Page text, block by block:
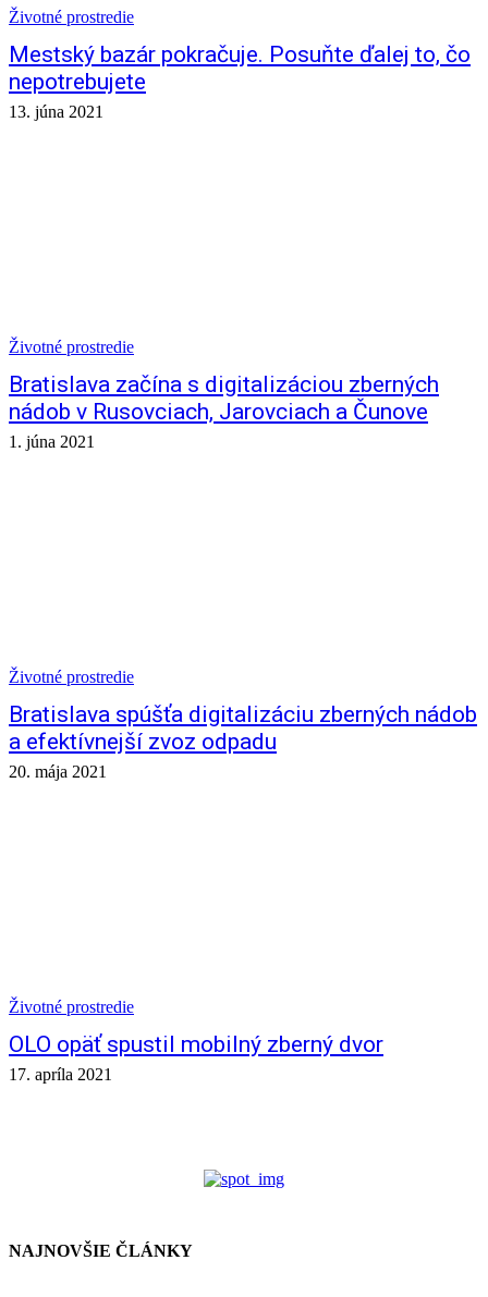
Životné prostredie
Mestský bazár pokračuje. Posuňte ďalej to, čo
nepotrebujete
13. júna 2021
Životné prostredie
Bratislava začína s digitalizáciou zberných
nádob v Rusovciach, Jarovciach a Čunove
1. júna 2021
Životné prostredie
Bratislava spúšťa digitalizáciu zberných nádob
a efektívnejší zvoz odpadu
20. mája 2021
Životné prostredie
OLO opäť spustil mobilný zberný dvor
17. apríla 2021
NAJNOVŠIE ČLÁNKY